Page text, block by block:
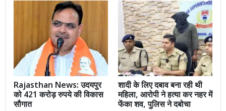
Rajasthan News: उदयपुर
को 421 करोड़ रुपये की विकास
सौगात
शादी के लिए दबाव बना रही थी
महिला, आरोपी ने हत्या कर नहर में
फेंका शव, पुलिस ने दबोचा